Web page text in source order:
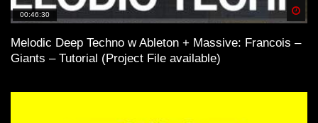
Industrial Dub Techno Liveset –
November 2022
00:46:30
Melodic Deep Techno w Ableton + Massive: Francois –
Giants – Tutorial (Project File available)